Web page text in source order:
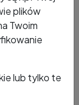
plików
Twoim
lub tylko te